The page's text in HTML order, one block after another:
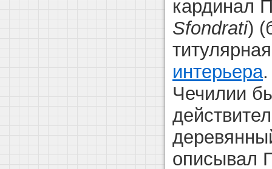
кардинал
Sfondrati)
интерьера.
Чечилии
описывал